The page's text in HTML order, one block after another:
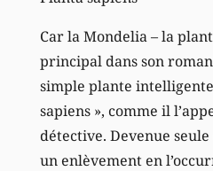
Car la Mondelia – la
principal dans son roman
simple plante
sapiens », comme il
détective. Devenue
un enlèvement en